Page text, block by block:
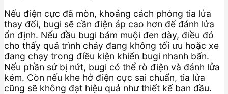
Nếu điện cực đã mòn, khoảng cách phóng tia lửa
thay đổi, bugi sẽ cần điện áp cao hơn để đánh lửa
ổn định. Nếu đầu bugi bám muội đen dày, điều đó
cho thấy quá trình cháy đang không tối ưu hoặc xe
đang chạy trong điều kiện khiến bugi nhanh bẩn.
Nếu phần sứ bị nứt, bugi có thể rò điện và đánh lửa
kém. Còn nếu khe hở điện cực sai chuẩn, tia lửa
cũng sẽ không đạt hiệu quả như thiết kế ban đầu.